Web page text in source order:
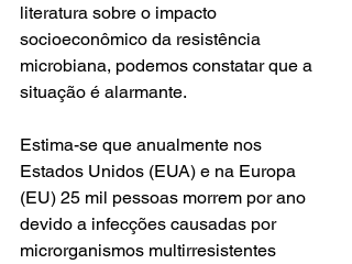
literatura sobre o impacto
socioeconômico da resistência
microbiana, podemos constatar que a
situação é alarmante.
Estima-se que anualmente nos
Estados Unidos (EUA) e na Europa
(EU) 25 mil pessoas morrem por ano
devido a infecções causadas por
microrganismos multirresistentes